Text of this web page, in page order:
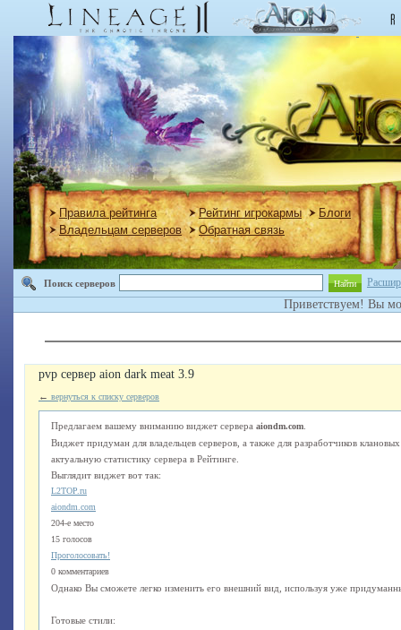
Правила рейтинга Рейтинг игрокармы
Блоги
Владельцам серверов
Обратная связь
Поиск серверов Найти
Приветствуем! Вы
pvp сервер aion dark meat 3.9
← вернуться к списку серверов
Предлагаем вашему вниманию виджет сервера aiondm.com
Виджет придуман для владельцев серверов, а также для разработчиков
актуальную статистику сервера в Рейтинге.
Выглядит виджет вот так:
L2TOP.ru
aiondm.com
204-е место
15 голосов
Проголосовать!
0 комментариев
Однако Вы сможете легко изменить его внешний вид, используя уже
Готовые стили: